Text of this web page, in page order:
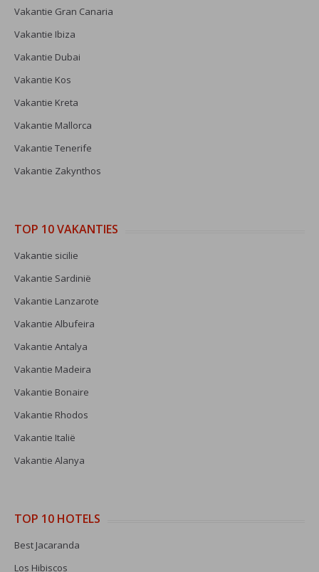
Vakantie Gran Canaria
Vakantie Ibiza
Vakantie Dubai
Vakantie Kos
Vakantie Kreta
Vakantie Mallorca
Vakantie Tenerife
Vakantie Zakynthos
TOP 10 VAKANTIES
Vakantie sicilie
Vakantie Sardinië
Vakantie Lanzarote
Vakantie Albufeira
Vakantie Antalya
Vakantie Madeira
Vakantie Bonaire
Vakantie Rhodos
Vakantie Italië
Vakantie Alanya
TOP 10 HOTELS
Best Jacaranda
Los Hibiscos